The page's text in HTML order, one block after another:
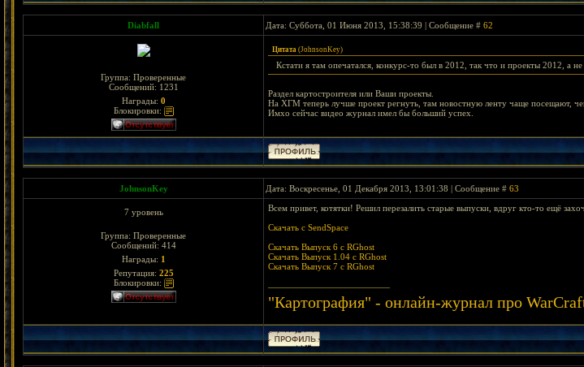
Diabfall Дата: Суббота, 01 Июня 2013, 15:38:39 | Сообщение # 62
Группа: Проверенные
Сообщений: 1231
Награды: 0
Блокировки:
Цитата (JohnsonKey)
Кстати я там опечатался, конкурс-то был в 2012, так что и проекты 2012, а
Раздел картостроителя или Ваши проекты.
На ХГМ теперь лучше проект регнуть, там новостную ленту чаще посещают,
Имхо сейчас видео журнал имел бы больший успех.
JohnsonKey Дата: Воскресенье, 01 Декабря 2013, 13:01:38 | Сообщение # 63
7 уровень
Группа: Проверенные
Сообщений: 414
Награды: 1
Репутация: 225
Блокировки:
Всем привет, котятки! Решил перезалить старые выпуски, вдруг кто-то ещё
Скачать с SendSpace
Скачать Выпуск 6 с RGhost
Скачать Выпуск 1.04 с RGhost
Скачать Выпуск 7 с RGhost
"Картография" - онлайн-журнал про